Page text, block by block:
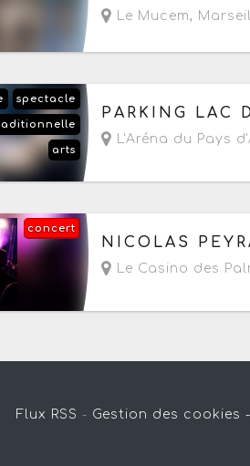
Le Mucem,
spectacle
arts
Du vendredi 13
PARKING LAC
L'Aréna du Pays
concert
Du samedi 21 mars
NICOLAS
Le Casino des
Flux RSS - Gestion des cookies -